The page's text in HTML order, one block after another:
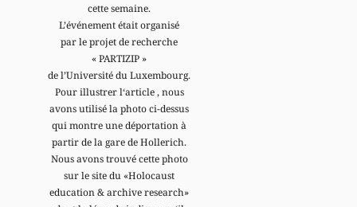
cette semaine.
L’événement était organisé
par le projet de recherche
« PARTIZIP »
de l’Université du Luxembourg.
Pour illustrer l‘article , nous
avons utilisé la photo ci-dessus
qui montre une déportation à
partir de la gare de Hollerich.
Nous avons trouvé cette photo
sur le site du «Holocaust
education & archive research»